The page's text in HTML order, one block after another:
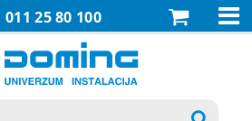
011 25 80 100 